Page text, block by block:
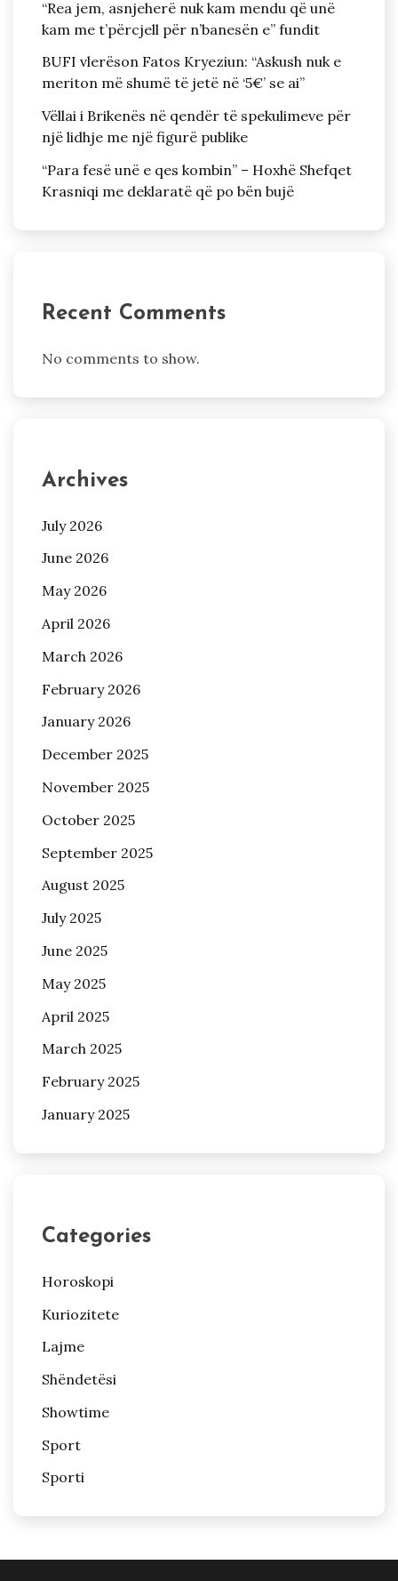
“Rea jem, asnjeherë nuk kam mendu që unë
kam me t’përcjell për n’banesën e” fundit
BUFI vlerëson Fatos Kryeziun: “Askush nuk e
meriton më shumë të jetë në ‘5€’ se ai”
Vëllai i Brikenës në qendër të spekulimeve për
një lidhje me një figurë publike
“Para fesë unë e qes kombin” – Hoxhë Shefqet
Krasniqi me deklaratë që po bën bujë
Recent Comments
No comments to show.
Archives
July 2026
June 2026
May 2026
April 2026
March 2026
February 2026
January 2026
December 2025
November 2025
October 2025
September 2025
August 2025
July 2025
June 2025
May 2025
April 2025
March 2025
February 2025
January 2025
Categories
Horoskopi
Kuriozitete
Lajme
Shëndetësi
Showtime
Sport
Sporti